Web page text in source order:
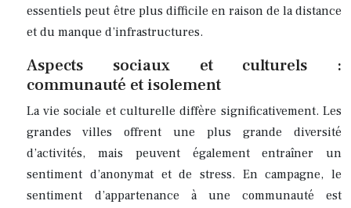
essentiels peut être plus difficile en raison de la distance
et du manque d’infrastructures.
Aspects sociaux et culturels :
communauté et isolement
La vie sociale et culturelle diffère significativement. Les
grandes villes offrent une plus grande diversité
d’activités, mais peuvent également entraîner un
sentiment d’anonymat et de stress. En campagne, le
sentiment d’appartenance à une communauté est